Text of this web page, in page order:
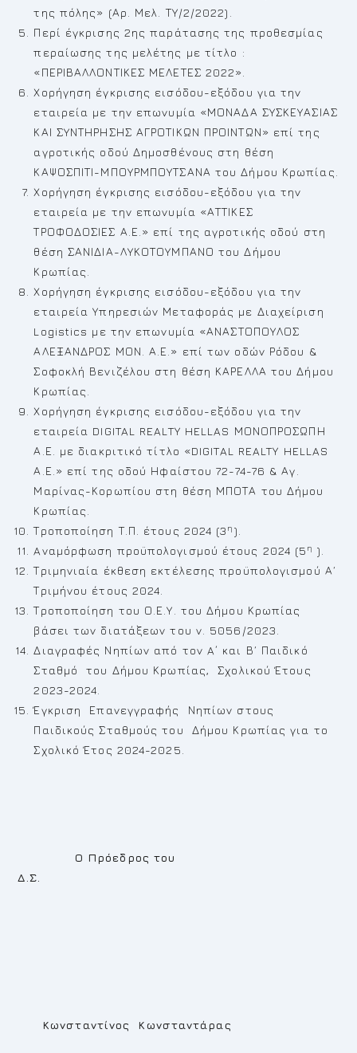
της πόλης» (Αρ. Μελ. ΤΥ/2/2022).
Περί έγκρισης 2ης παράτασης της προθεσμίας
περαίωσης της μελέτης με τίτλο :
«ΠΕΡΙΒΑΛΛΟΝΤΙΚΕΣ ΜΕΛΕΤΕΣ 2022».
Χορήγηση έγκρισης εισόδου-εξόδου για την
εταιρεία με την επωνυμία «ΜΟΝΑΔΑ ΣΥΣΚΕΥΑΣΙΑΣ
ΚΑΙ ΣΥΝΤΗΡΗΣΗΣ ΑΓΡΟΤΙΚΩΝ ΠΡΟΙΝΤΩΝ» επί της
αγροτικής οδού Δημοσθένους στη θέση
ΚΑΨΟΣΠΙΤΙ-ΜΠΟΥΡΜΠΟΥΤΣΑΝΑ του Δήμου Κρωπίας.
Χορήγηση έγκρισης εισόδου-εξόδου για την
εταιρεία με την επωνυμία «ΑΤΤΙΚΕΣ
ΤΡΟΦΟΔΟΣΙΕΣ Α.Ε.» επί της αγροτικής οδού στη
θέση ΣΑΝΙΔΙΑ-ΛΥΚΟΤΟΥΜΠΑΝΟ του Δήμου
Κρωπίας.
Χορήγηση έγκρισης εισόδου-εξόδου για την
εταιρεία Υπηρεσιών Μεταφοράς με Διαχείριση
Logistics με την επωνυμία «ΑΝΑΣΤΟΠΟΥΛΟΣ
ΑΛΕΞΑΝΔΡΟΣ ΜΟΝ. Α.Ε.» επί των οδών Ρόδου &
Σοφοκλή Βενιζέλου στη θέση ΚΑΡΕΛΛΑ του Δήμου
Κρωπίας.
Χορήγηση έγκρισης εισόδου-εξόδου για την
εταιρεία DIGITAL REALTY HELLAS ΜΟΝΟΠΡΟΣΩΠΗ
Α.Ε. με διακριτικό τίτλο «DIGITAL REALTY HELLAS
Α.Ε.» επί της οδού Ηφαίστου 72-74-76 & Αγ.
Μαρίνας-Κορωπίου στη θέση ΜΠΟΤΑ του Δήμου
Κρωπίας.
Τροποποίηση Τ.Π. έτους 2024 (3 η ).
Aναμόρφωση προϋπολογισμού έτους 2024 (5 η ).
Τριμηνιαία έκθεση εκτέλεσης προϋπολογισμού Α΄
Τριμήνου έτους 2024.
Τροποποίηση του Ο.Ε.Υ. του Δήμου Κρωπίας
βάσει των διατάξεων του ν. 5056/2023.
Διαγραφές Νηπίων από τον A΄ και Β΄ Παιδικό
Σταθμό του Δήμου Κρωπίας, Σχολικού Έτους
2023-2024.
Έγκριση Επανεγγραφής Νηπίων στους
Παιδικούς Σταθμούς του Δήμου Κρωπίας για το
Σχολικό Έτος 2024-2025.
Ο Πρόεδρος του
Δ.Σ.
Κωνσταντίνος Κωνσταντάρας